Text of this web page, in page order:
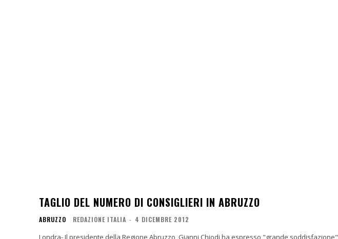
TAGLIO DEL NUMERO DI CONSIGLIERI IN ABRUZZO
ABRUZZO REDAZIONE ITALIA - 4 DICEMBRE 2012
Londra- Il presidente della Regione Abruzzo, Gianni Chiodi ha espresso "grande soddisfazione"